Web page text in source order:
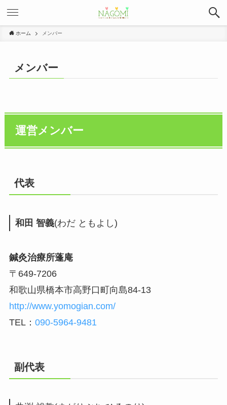
ホーム メンバー
メンバー
運営メンバー
代表
和田 智義(わだ ともよし)
鍼灸治療所蓬庵
〒649-7206
和歌山県橋本市高野口町向島84-13
http://www.yomogian.com/
TEL： 090-5964-9481
副代表